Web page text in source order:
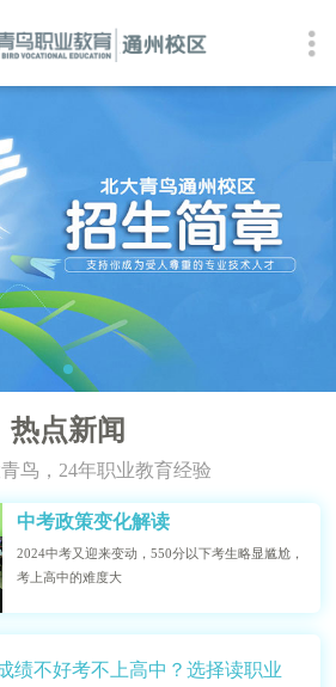
热点新闻
鸟，24年职业教育经验
中考政策变化解读
2024中考又迎来变动，550分以下考生略显尴尬，
考上高中的难度大
绩不好考不上高中？选择读职业